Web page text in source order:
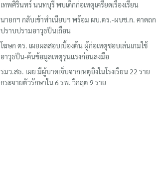
เทพศิรินทร์ นนทบุรี พบเด็กก่อเหตุเครียดเรื่องเรียน
นายกฯ กลับเข้าทำเนียบฯ พร้อม ผบ.ตร.-ผบช.ก. คาดถก
ปราบปรามอาวุธปืนเถื่อน
โฆษก ตร. เผยผลสอบเบื้องต้น ผู้ก่อเหตุชอบเล่นเกมใช้
อาวุธปืน-ค้นข้อมูลเหตุรุนแรงก่อนลงมือ
รมว.สธ. เผย มีผู้บาดเจ็บจากเหตุยิงในโรงเรียน 22 ราย
กระจายตัวรักษาใน 6 รพ. วิกฤต 9 ราย